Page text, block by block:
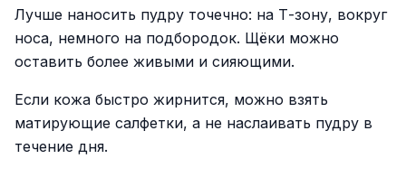
Лучше наносить пудру точечно: на Т-зону, вокруг
носа, немного на подбородок. Щёки можно
оставить более живыми и сияющими.
Если кожа быстро жирнится, можно взять
матирующие салфетки, а не наслаивать пудру в
течение дня.